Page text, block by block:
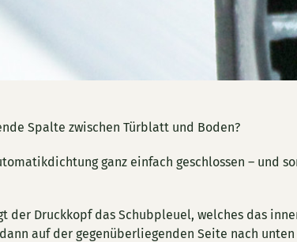
Spalte zwischen Türblatt und Boden?
ganz einfach geschlossen – und
der Druckkopf das Schubpleuel, welches das
auf der gegenüberliegenden Seite nach